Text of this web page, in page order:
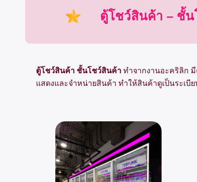
ตู้โชว์สินค้า – ชั้
ตู้โชว์สินค้า ชั้นโชว์สินค้า ทำจากงานอะคริลิก
แสดงและจำหน่ายสินค้า ทำให้สินค้าดูเป็นระเ